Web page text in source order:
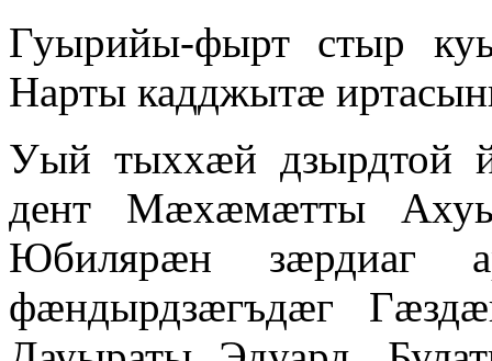
Гуырийы-фырт стыр
Нарты кадджытӕ
Уый тыххӕй
дент Мӕхӕмӕтты
Юбилярӕн зӕрдиаг
фӕндырдзӕгъдӕг